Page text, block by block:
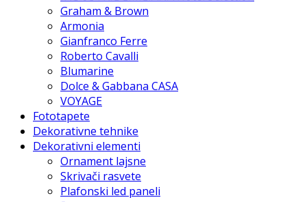
Graham & Brown
Armonia
Gianfranco Ferre
Roberto Cavalli
Blumarine
Dolce & Gabbana CASA
VOYAGE
Fototapete
Dekorativne tehnike
Dekorativni elementi
Ornament lajsne
Skrivači rasvete
Plafonski led paneli